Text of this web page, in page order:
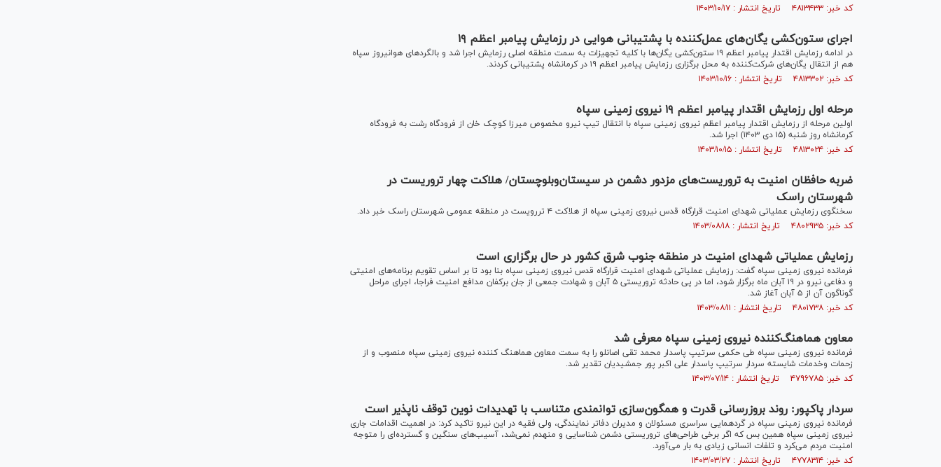
کد خبر: ۴۸۱۳۴۳۳ تاریخ انتشار : ۱۴۰۳/۱۰/۱۷
اجرای ستون‌کشی یگان‌های عمل‌کننده با پشتیبانی هوایی در رزمایش پیامبر اعظم ۱۹
در ادامه رزمایش اقتدار پیامبر اعظم ۱۹ ستون‌کشی یگان‌ها با کلیه تجهیزات به سمت منطقه اصلی رزمایش اجرا شد و بالگرد‌های هوانیروز سپاه
هم از انتقال یگان‌های شرکت‌کننده به محل برگزاری رزمایش پیامبر اعظم ۱۹ در کرمانشاه پشتیبانی کردند.
کد خبر: ۴۸۱۳۳۰۲ تاریخ انتشار : ۱۴۰۳/۱۰/۱۶
مرحله اول رزمایش اقتدار پیامبر اعظم ۱۹ نیروی زمینی سپاه
اولین مرحله از رزمایش اقتدار پیامبر اعظم نیروی زمینی سپاه با انتقال تیپ نیرو مخصوص میرزا کوچک خان از فرودگاه رشت به فرودگاه
کرمانشاه روز شنبه (۱۵ دی ۱۴۰۳) اجرا شد.
کد خبر: ۴۸۱۳۰۲۴ تاریخ انتشار : ۱۴۰۳/۱۰/۱۵
ضربه حافظان امنیت به تروریست‌های مزدور دشمن در سیستان‌وبلوچستان/ هلاکت چهار تروریست در
شهرستان راسک
سخنگوی رزمایش عملیاتی شهدای امنیت قرارگاه قدس نیروی زمینی سپاه از هلاکت ۴ تررویست در منطقه عمومی شهرستان راسک خبر داد.
کد خبر: ۴۸۰۲۹۳۵ تاریخ انتشار : ۱۴۰۳/۰۸/۱۸
رزمایش عملیاتی شهدای امنیت در منطقه جنوب شرق کشور در حال برگزاری است
فرمانده نیروی زمینی سپاه گفت: رزمایش عملیاتی شهدای امنیت قرارگاه قدس نیروی زمینی سپاه بنا بود تا بر اساس تقویم برنامه‌های امنیتی
و دفاعی نیرو در ۱۹ آبان ماه برگزار شود، اما در پی حادثه تروریستی ۵ آبان و شهادت جمعی از جان برکفان مدافع امنیت فراجا، اجرای مراحل
گوناگون آن از ۵ آبان آغاز شد.
کد خبر: ۴۸۰۱۷۳۸ تاریخ انتشار : ۱۴۰۳/۰۸/۱۱
معاون هماهنگ‌کننده نیروی زمینی سپاه معرفی شد
فرمانده نیروی زمینی سپاه طی حکمی سرتیپ پاسدار محمد تقی اصانلو را به سمت معاون هماهنگ کننده نیروی زمینی سپاه منصوب و از
زحمات وخدمات شایسته سردار سرتیپ پاسدار علی اکبر پور جمشیدیان تقدیر شد.
کد خبر: ۴۷۹۶۷۸۵ تاریخ انتشار : ۱۴۰۳/۰۷/۱۴
سردار پاکپور: روند بروزرسانی قدرت و همگون‌سازی توانمندی متناسب با تهدیدات نوین توقف ناپذیر است
فرمانده نیروی زمینی سپاه در گردهمایی سراسری مسئولان و مدیران دفاتر نمایندگی، ولی فقیه در این نیرو تاکید کرد: در اهمیت اقدامات جاری
نیروی زمینی سپاه همین بس که اگر برخی طراحی‌های تروریستی دشمن شناسایی و منهدم نمی‌شد، آسیب‌های سنگین و گسترده‌ای را متوجه
امنیت مردم می‌کرد و تلفات انسانی زیادی به بار می‌آورد.
کد خبر: ۴۷۷۸۳۱۴ تاریخ انتشار : ۱۴۰۳/۰۳/۲۷